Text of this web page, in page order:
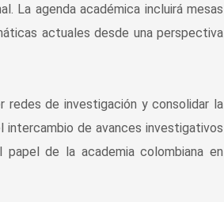
La agenda académica incluirá mesas
actuales desde una perspectiva
redes de investigación y consolidar la
intercambio de avances investigativos
de la academia colombiana en